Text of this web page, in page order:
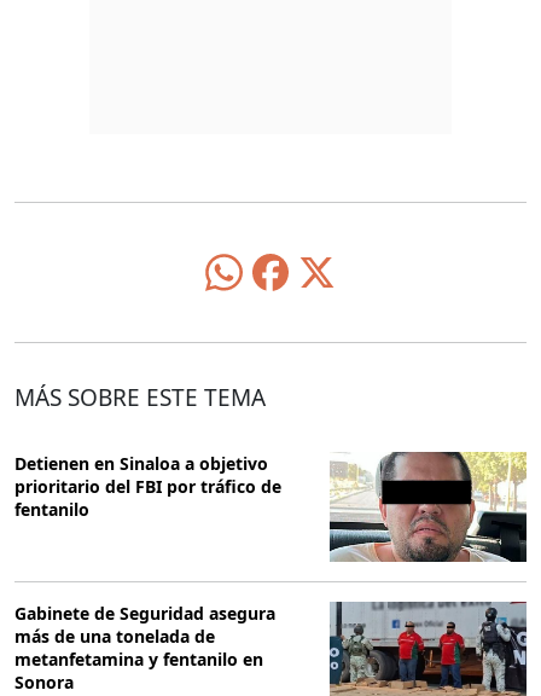
MÁS SOBRE ESTE TEMA
Detienen en Sinaloa a objetivo
prioritario del FBI por tráfico de
fentanilo
Gabinete de Seguridad asegura
más de una tonelada de
metanfetamina y fentanilo en
Sonora